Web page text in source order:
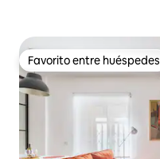
Favorito entre huéspedes
Favorito entre huéspedes